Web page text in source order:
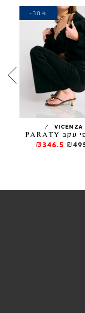
JEFFREY CAMPBELL
כפכפי עקב LA GLOIRE
₪445